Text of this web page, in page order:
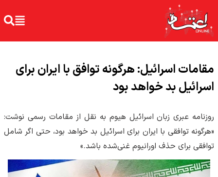
مقامات اسرائیل: هرگونه توافق با ایران برای
اسرائیل بد خواهد بود
روزنامه عبری زبان اسرائیل هیوم به نقل از مقامات رسمی نوشت:
«هرگونه توافقی با ایران برای اسرائیل بد خواهد بود، حتی اگر شامل
توافقی برای حذف اورانیوم غنی‌شده باشد.»